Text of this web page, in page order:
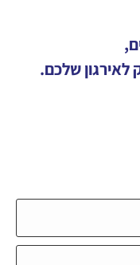
לאירגון שלכם.